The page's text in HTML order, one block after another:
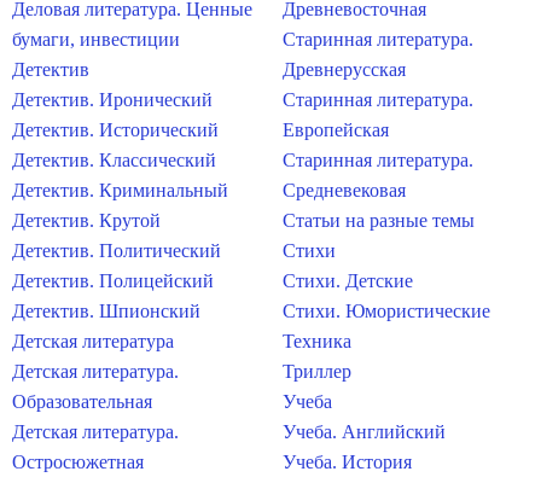
Деловая литература. Ценные
бумаги, инвестиции
Детектив
Детектив. Иронический
Детектив. Исторический
Детектив. Классический
Детектив. Криминальный
Детектив. Крутой
Детектив. Политический
Детектив. Полицейский
Детектив. Шпионский
Детская литература
Детская литература.
Образовательная
Детская литература.
Остросюжетная
Древневосточная
Старинная литература.
Древнерусская
Старинная литература.
Европейская
Старинная литература.
Средневековая
Статьи на разные темы
Стихи
Стихи. Детские
Стихи. Юмористические
Техника
Триллер
Учеба
Учеба. Английский
Учеба. История